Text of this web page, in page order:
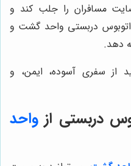
مسافران را جلب کند و
اتوبوس دربستی واحد گشت و
دهد.
از سفری آسوده، ایمن، و
دربستی از واحد